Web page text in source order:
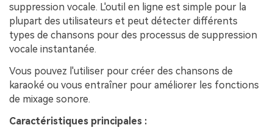
suppression vocale. L'outil en ligne est simple pour la
plupart des utilisateurs et peut détecter différents
types de chansons pour des processus de suppression
vocale instantanée.
Vous pouvez l'utiliser pour créer des chansons de
karaoké ou vous entraîner pour améliorer les fonctions
de mixage sonore.
Caractéristiques principales :